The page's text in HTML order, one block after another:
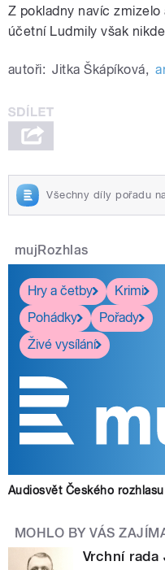
Z pokladny navíc
účetní Ludmily však
autoři: Jitka Škápíková,
Všechny díly pořadu
mujRozhlas
Hry a četby
Krimi
Pohádky
Pořady
Živé vysílání
Audiosvět Českého
MOHLO BY VÁS
Vrchní rada